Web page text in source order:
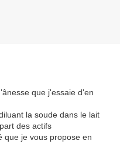
que j'essaie d'en
la soude dans le lait
des actifs
que je vous propose en